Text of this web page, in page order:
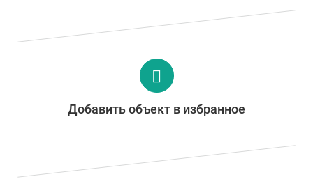
Добавить объект в избранное